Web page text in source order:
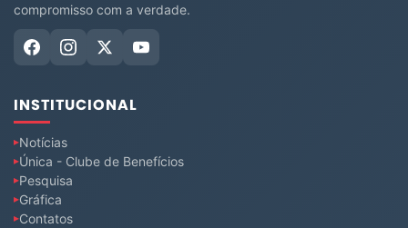
compromisso com a verdade.
INSTITUCIONAL
Notícias
Única - Clube de Benefícios
Pesquisa
Gráfica
Contatos